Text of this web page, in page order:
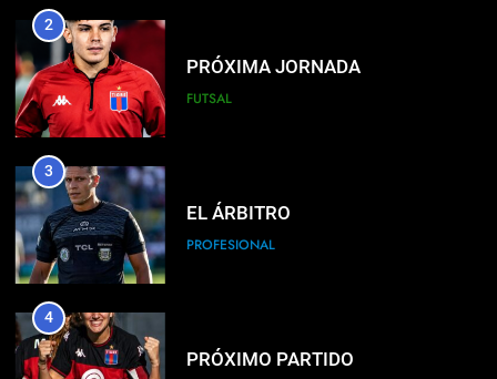
2
PRÓXIMA JORNADA
FUTSAL
3
EL ÁRBITRO
PROFESIONAL
4
PRÓXIMO PARTIDO